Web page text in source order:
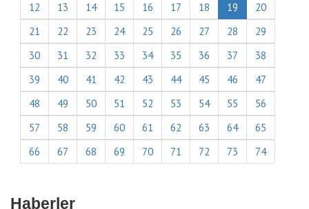
12
13 14 15 16 17 18 19
20
21
22 23 24 25 26 27 28
29
30
31 32 33 34 35 36 37
38
39
40 41 42 43 44 45 46
47
48
49 50 51 52 53 54 55
56
57
58 59 60 61 62 63 64
65
66
67 68 69 70 71 72 73 74
Haberler